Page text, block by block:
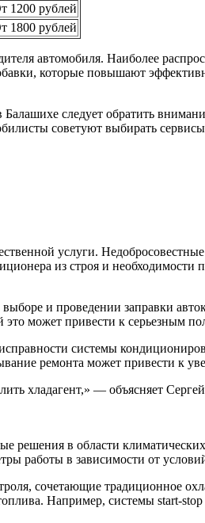
1200 рублей
1800 рублей
автомобиля. Наиболее
которые повышают
следует обратить
советуют выбирать
услуги.
из строя и необходимости
и проведении заправки
может привести к серьезным
системы
ремонта может привести к
хладагент,» — объясняет
решения в области
работы в зависимости от
сочетающие традиционное
Например, системы start-